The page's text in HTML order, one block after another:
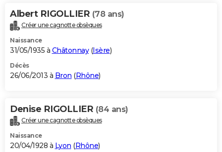
Albert RIGOLLIER (78 ans)
Créer une cagnotte obsèques
Naissance
31/05/1935 à Châtonnay(Isère)
Décès
26/06/2013 à Bron (Rhône)
Denise RIGOLLIER (84 ans)
Créer une cagnotte obsèques
Naissance
20/04/1928 à Lyon (Rhône)